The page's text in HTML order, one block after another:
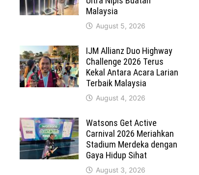
Malaysia
August 5, 2026
IJM Allianz Duo Highway
Challenge 2026 Terus
Kekal Antara Acara Larian
Terbaik Malaysia
August 4, 2026
Watsons Get Active
Carnival 2026 Meriahkan
Stadium Merdeka dengan
Gaya Hidup Sihat
August 3, 2026